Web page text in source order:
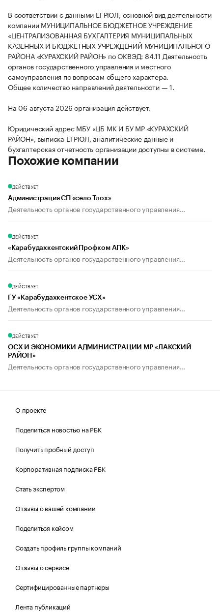
В соответствии с данными ЕГРЮЛ, основной вид деятельности
компании МУНИЦИПАЛЬНОЕ БЮДЖЕТНОЕ УЧРЕЖДЕНИЕ
«ЦЕНТРАЛИЗОВАННАЯ БУХГАЛТЕРИЯ МУНИЦИПАЛЬНЫХ
КАЗЕННЫХ И БЮДЖЕТНЫХ УЧРЕЖДЕНИЙ МУНИЦИПАЛЬНОГО
РАЙОНА «КУРАХСКИЙ РАЙОН» по ОКВЭД: 84.11 Деятельность
органов государственного управления и местного
самоуправления по вопросам общего характера.
Общее количество направлений деятельности — 1.
На 06 августа 2026 организация действует.
Юридический адрес МБУ «ЦБ МК И БУ МР «КУРАХСКИЙ
РАЙОН», выписка ЕГРЮЛ, аналитические данные и
бухгалтерская отчетность организации доступны в системе.
Похожие компании
ДЕЙСТВУЕТ
Администрация СП «село Тлох»
Деятельность органов государственного управления...
ДЕЙСТВУЕТ
«Карабудахкентский Профком АПК»
Деятельность органов государственного управления...
ДЕЙСТВУЕТ
ГУ «Карабудахкентское УСХ»
Деятельность органов государственного управления...
ДЕЙСТВУЕТ
ОСХ И ЭКОНОМИКИ АДМИНИСТРАЦИИ МР «ЛАКСКИЙ
РАЙОН»
Деятельность органов государственного управления...
О проекте
Поделиться новостью на РБК
Получить пробный доступ
Корпоративная подписка РБК
Стать экспертом
Отзывы о вашей компании
Поделиться кейсом
Создать профиль группы компаний
Отзывы о сервисе
Сертифицированные партнеры
Лента публикаций